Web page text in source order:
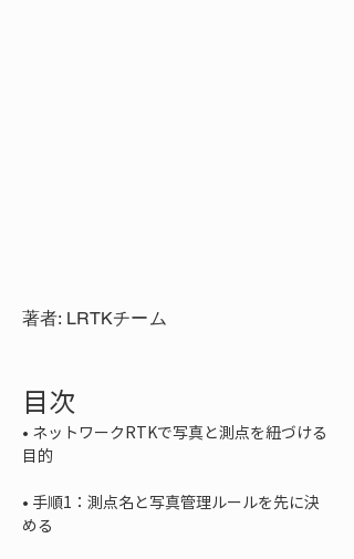
著者: LRTKチーム
目次
• ネットワークRTKで写真と測点を紐づける
• 手順1：測点名と写真管理ルールを先に決